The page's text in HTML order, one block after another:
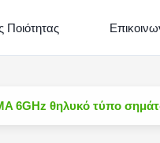
Ποιότητας
6GHz θηλυκό τύπο